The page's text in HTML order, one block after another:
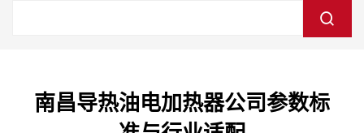
南昌导热油电加热器公司参数标